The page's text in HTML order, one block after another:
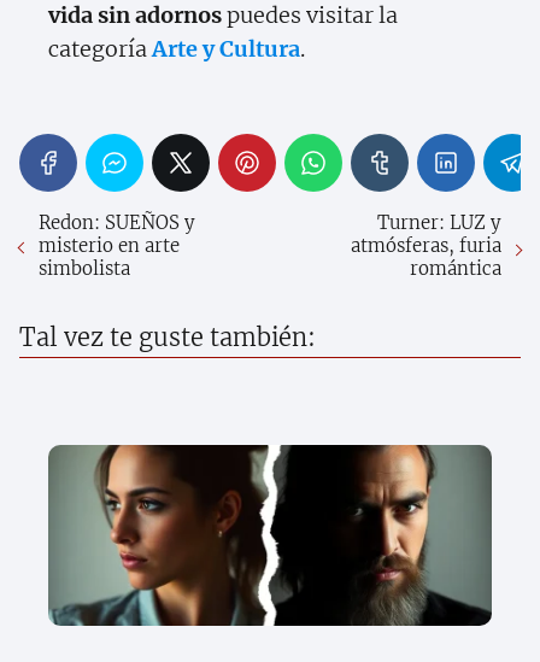
vida sin adornospuedes visitar la
categoríaArte y Cultura.
Redon: SUEÑOS y
misterio en arte
simbolista
Turner: LUZ y
atmósferas, furia
romántica
Tal vez te guste también: